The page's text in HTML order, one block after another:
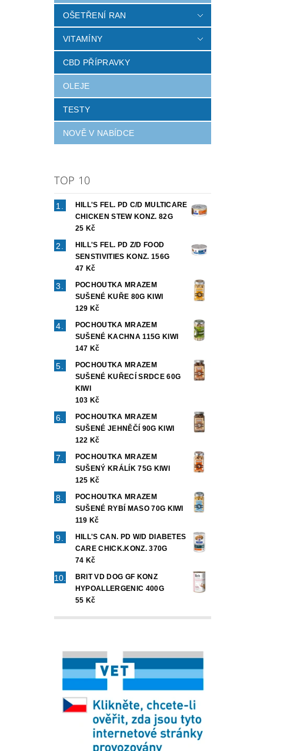
OŠETŘENÍ RAN
VITAMÍNY
CBD PŘÍPRAVKY
OLEJE
TESTY
NOVĚ V NABÍDCE
TOP 10
HILL'S FEL. PD C/D MULTICARE
CHICKEN STEW KONZ. 82G
25 Kč
HILL'S FEL. PD Z/D FOOD
SENSTIVITIES KONZ. 156G
47 Kč
POCHOUTKA MRAZEM
SUŠENÉ KUŘE 80G KIWI
129 Kč
POCHOUTKA MRAZEM
SUŠENÉ KACHNA 115G KIWI
147 Kč
POCHOUTKA MRAZEM
SUŠENÉ KUŘECÍ SRDCE 60G
KIWI
103 Kč
POCHOUTKA MRAZEM
SUŠENÉ JEHNĚČÍ 90G KIWI
122 Kč
POCHOUTKA MRAZEM
SUŠENÝ KRÁLÍK 75G KIWI
125 Kč
POCHOUTKA MRAZEM
SUŠENÉ RYBÍ MASO 70G KIWI
119 Kč
HILL'S CAN. PD W/D DIABETES
CARE CHICK.KONZ. 370G
74 Kč
BRIT VD DOG GF KONZ
HYPOALLERGENIC 400G
55 Kč